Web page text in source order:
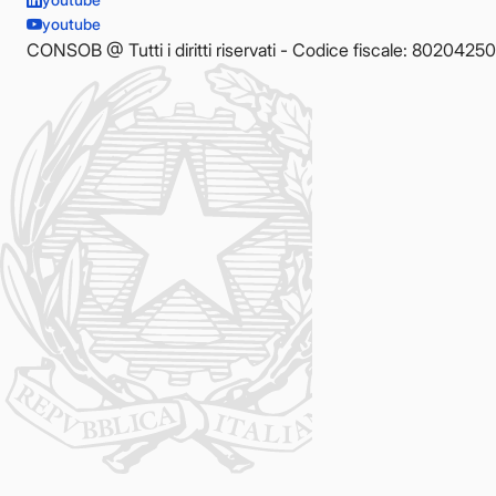
youtube
CONSOB @ Tutti i diritti riservati - Codice fiscale: